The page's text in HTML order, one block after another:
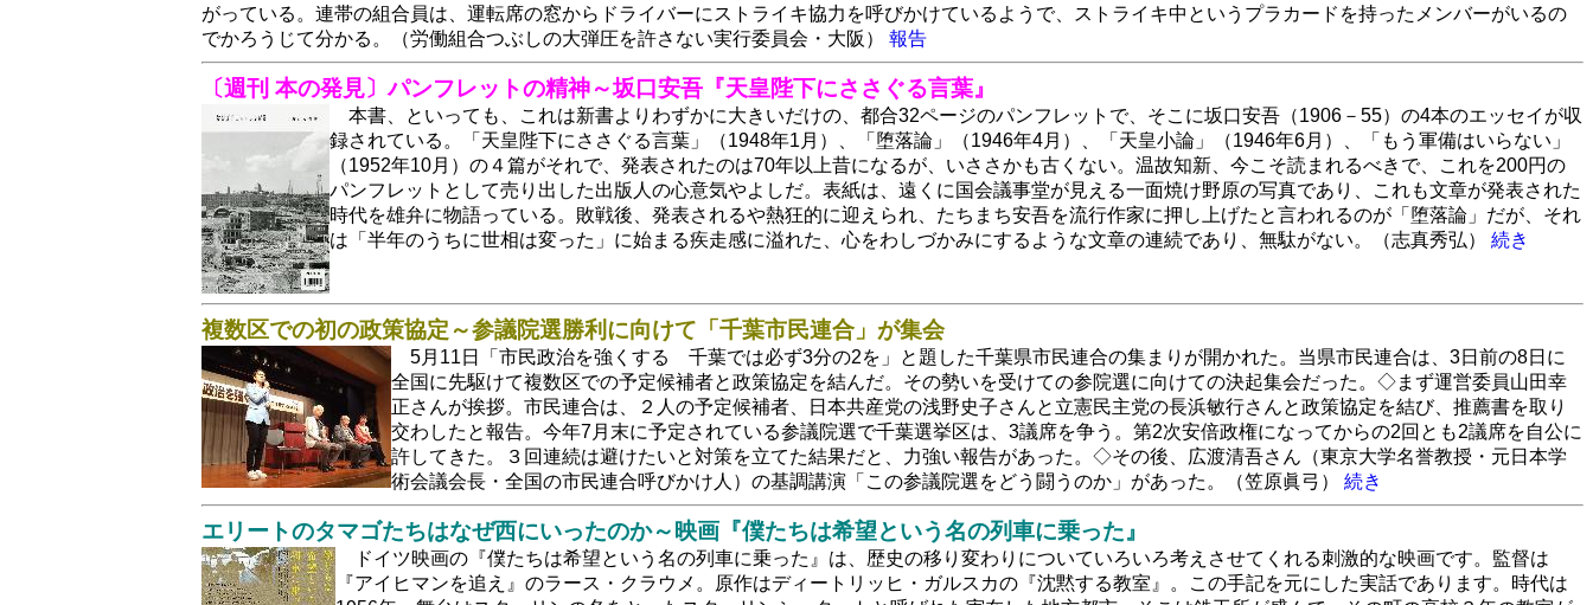
がっている。連帯の組合員は、運転席の窓からドライバーにストライキ協力を呼びかけているようで、ストライキ中というプラカードを持ったメンバーがいるの
でかろうじて分かる。（労働組合つぶしの大弾圧を許さない実行委員会・大阪） 報告
〔週刊 本の発見〕パンフレットの精神～坂口安吾『天皇陛下にささぐる言葉』
本書、といっても、これは新書よりわずかに大きいだけの、都合32ページのパンフレットで、そこに坂口安吾（1906－55）の4本のエッセイが収
録されている。「天皇陛下にささぐる言葉」（1948年1月）、「堕落論」（1946年4月）、「天皇小論」（1946年6月）、「もう軍備はいらない」
（1952年10月）の４篇がそれで、発表されたのは70年以上昔になるが、いささかも古くない。温故知新、今こそ読まれるべきで、これを200円の
パンフレットとして売り出した出版人の心意気やよしだ。表紙は、遠くに国会議事堂が見える一面焼け野原の写真であり、これも文章が発表された
時代を雄弁に物語っている。敗戦後、発表されるや熱狂的に迎えられ、たちまち安吾を流行作家に押し上げたと言われるのが「堕落論」だが、それ
は「半年のうちに世相は変った」に始まる疾走感に溢れた、心をわしづかみにするような文章の連続であり、無駄がない。（志真秀弘） 続き
複数区での初の政策協定～参議院選勝利に向けて「千葉市民連合」が集会
5月11日「市民政治を強くする 千葉では必ず3分の2を」と題した千葉県市民連合の集まりが開かれた。当県市民連合は、3日前の8日に
全国に先駆けて複数区での予定候補者と政策協定を結んだ。その勢いを受けての参院選に向けての決起集会だった。◇まず運営委員山田幸
正さんが挨拶。市民連合は、２人の予定候補者、日本共産党の浅野史子さんと立憲民主党の長浜敏行さんと政策協定を結び、推薦書を取り
交わしたと報告。今年7月末に予定されている参議院選で千葉選挙区は、3議席を争う。第2次安倍政権になってからの2回とも2議席を自公に
許してきた。３回連続は避けたいと対策を立てた結果だと、力強い報告があった。◇その後、広渡清吾さん（東京大学名誉教授・元日本学
術会議会長・全国の市民連合呼びかけ人）の基調講演「この参議院選をどう闘うのか」があった。（笠原眞弓） 続き
エリートのタマゴたちはなぜ西にいったのか～映画『僕たちは希望という名の列車に乗った』
ドイツ映画の『僕たちは希望という名の列車に乗った』は、歴史の移り変わりについていろいろ考えさせてくれる刺激的な映画です。監督は
『アイヒマンを追え』のラース・クラウメ。原作はディートリッヒ・ガルスカの『沈黙する教室』。この手記を元にした実話であります。時代は